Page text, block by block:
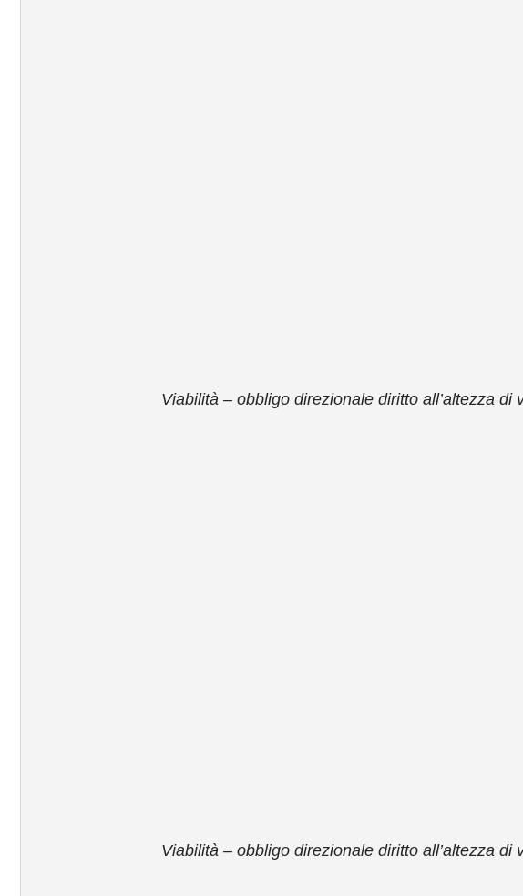
Viabilità – obbligo direzionale diritto all’altezza di
Viabilità – obbligo direzionale diritto all’altezza di